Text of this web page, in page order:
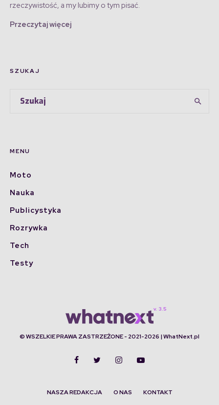
rzeczywistość, a my lubimy o tym pisać.
Przeczytaj więcej
SZUKAJ
MENU
Moto
Nauka
Publicystyka
Rozrywka
Tech
Testy
© WSZELKIE PRAWA ZASTRZEŻONE - 2021-2026 | WhatNext.pl
NASZA REDAKCJA O NAS KONTAKT